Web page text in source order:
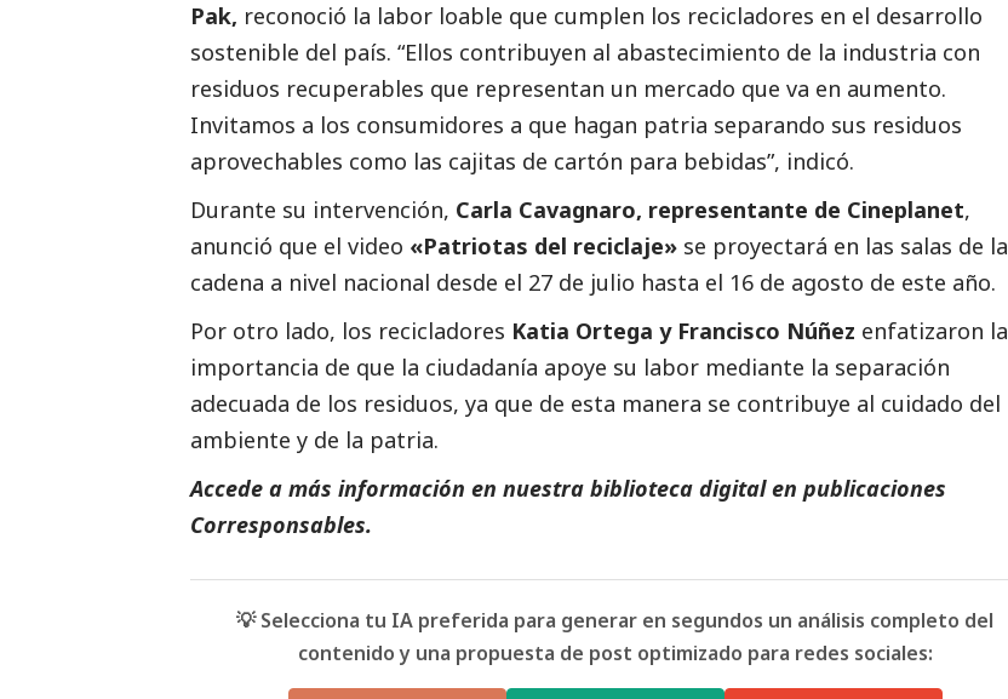
Pak, reconoció la labor loable que cumplen los recicladores en el desarrollo
sostenible del país. “Ellos contribuyen al abastecimiento de la industria con
residuos recuperables que representan un mercado que va en aumento.
Invitamos a los consumidores a que hagan patria separando sus residuos
aprovechables como las cajitas de cartón para bebidas”, indicó.
Durante su intervención, Carla Cavagnaro, representante de Cineplanet,
anunció que el video «Patriotas del reciclaje» se proyectará en las salas de la
cadena a nivel nacional desde el 27 de julio hasta el 16 de agosto de este año.
Por otro lado, los recicladores Katia Ortega y Francisco Núñez enfatizaron la
importancia de que la ciudadanía apoye su labor mediante la separación
adecuada de los residuos, ya que de esta manera se contribuye al cuidado del
ambiente y de la patria.
Accede a más información en nuestra biblioteca digital en publicaciones
Corresponsables.
💡 Selecciona tu IA preferida para generar en segundos un análisis completo del
contenido y una propuesta de post optimizado para redes sociales: